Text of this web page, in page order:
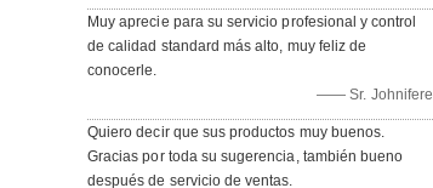
Muy aprecie para su servicio profesional y control
de calidad standard más alto, muy feliz de
conocerle.
—— Sr. Johnifere
Quiero decir que sus productos muy buenos.
Gracias por toda su sugerencia, también bueno
después de servicio de ventas.